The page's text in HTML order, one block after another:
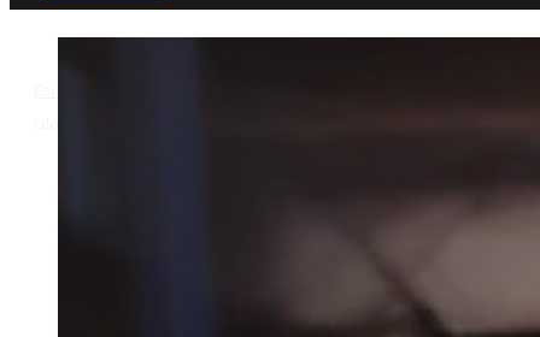
Få sølvfiskbekæmpelse i Glamsbjerg
med fokus på varige løsninger og